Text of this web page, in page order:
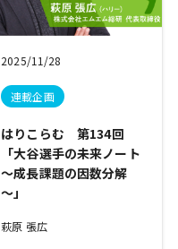
2025/11/28
連載企画
はりこらむ 第134回
「大谷選手の未来ノート
～成長課題の因数分解
～」
萩原 張広